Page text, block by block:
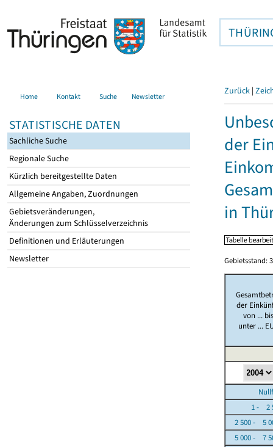
Home Kontakt Suche Newsletter
STATISTISCHE DATEN
Sachliche Suche
Regionale Suche
Kürzlich bereitgestellte Daten
Allgemeine Angaben, Zuordnungen
Gebietsveränderungen,
Änderungen zum Schlüsselverzeichnis
Definitionen und Erläuterungen
Newsletter
Zurück |
der
in
Gebietsstand:
der
von ...
unter ...
1 - 2
2 500 - 5
5 000 - 7